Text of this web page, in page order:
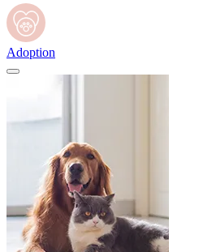
Adoption